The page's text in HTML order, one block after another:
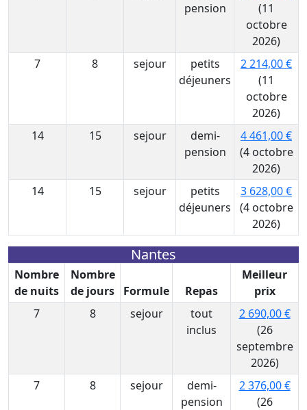
pension
(11
octobre
2026)
7
8 sejour
petits
déjeuners
2 214,00 €
(11
octobre
2026)
14
15 sejour
demi-
pension
4 461,00 €
(4 octobre
2026)
14
15 sejour
petits
déjeuners
3 628,00 €
(4 octobre
2026)
Nantes
Nombre
de nuits
Nombre
de jours
Formule Repas
Meilleur
prix
7
8 sejour
tout
inclus
2 690,00 €
(26
septembre
2026)
7
8 sejour
demi-
pension
2 376,00 €
(26